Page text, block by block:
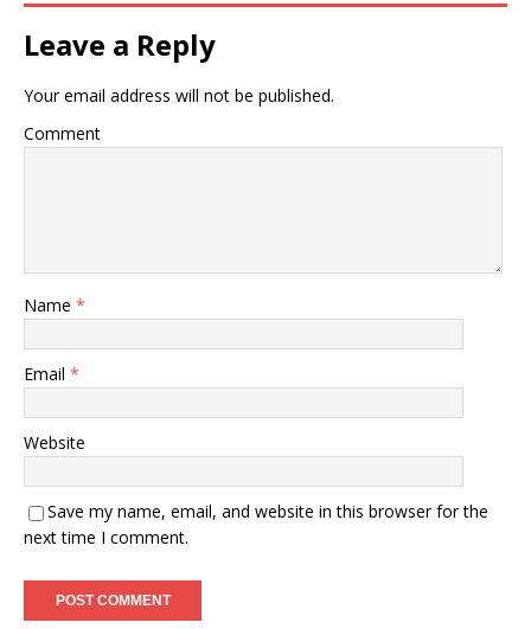
Leave a Reply
Your email address will not be published.
Comment
Name *
Email *
Website
Save my name, email, and website in this browser for the
next time I comment.